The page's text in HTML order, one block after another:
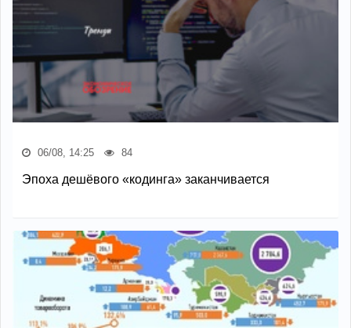
06/08, 14:25 84
Эпоха дешёвого «кодинга» заканчивается